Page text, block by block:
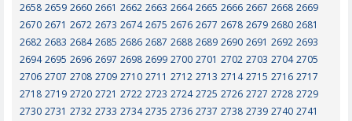
2658 2659 2660 2661 2662 2663 2664 2665 2666 2667 2668 2669
2670 2671 2672 2673 2674 2675 2676 2677 2678 2679 2680 2681
2682 2683 2684 2685 2686 2687 2688 2689 2690 2691 2692 2693
2694 2695 2696 2697 2698 2699 2700 2701 2702 2703 2704 2705
2706 2707 2708 2709 2710 2711 2712 2713 2714 2715 2716 2717
2718 2719 2720 2721 2722 2723 2724 2725 2726 2727 2728 2729
2730 2731 2732 2733 2734 2735 2736 2737 2738 2739 2740 2741